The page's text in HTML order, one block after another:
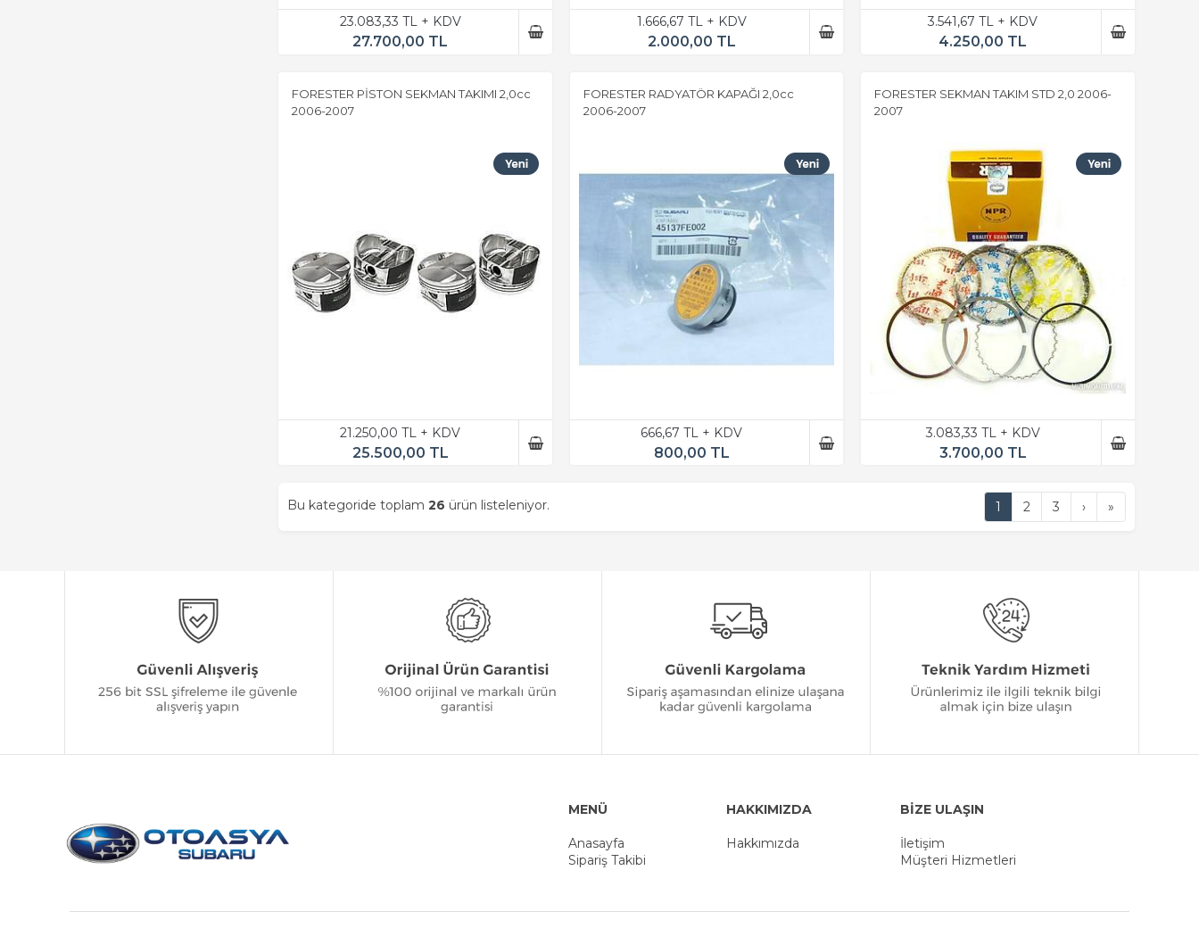
23.083,33 TL + KDV
27.700,00 TL
1.666,67 TL + KDV
2.000,00 TL
3.541,67 TL + KDV
4.250,00 TL
FORESTER PİSTON SEKMAN TAKIMI 2,0cc
2006-2007
21.250,00 TL + KDV
25.500,00 TL
FORESTER RADYATÖR KAPAĞI 2,0cc
2006-2007
666,67 TL + KDV
800,00 TL
FORESTER SEKMAN TAKIM STD 2,0 2006-
2007
3.083,33 TL + KDV
3.700,00 TL
Bu kategoride toplam 26 ürün listeleniyor. 1 2 3 › »
MENÜ
Anasayfa
Sipariş Takibi
HAKKIMIZDA
Hakkımızda
BİZE ULAŞIN
İletişim
Müşteri Hizmetleri